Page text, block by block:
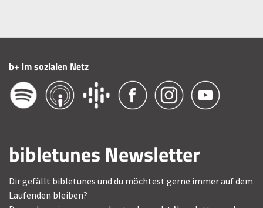
b+ im sozialen Netz
bibletunes Newsletter
Dir gefällt bibletunes und du möchtest gerne immer auf dem
Laufenden bleiben?